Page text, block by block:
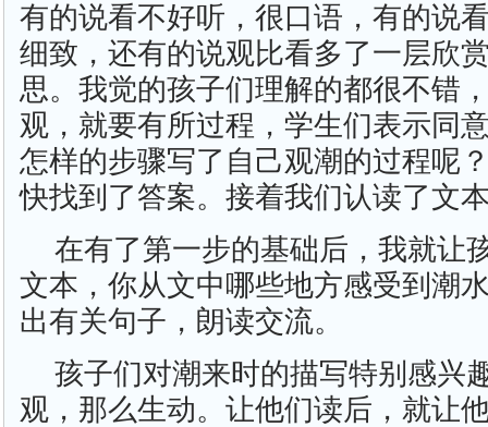
有的说看不好听，很口语，有的说
细致，还有的说观比看多了一层欣
思。我觉的孩子们理解的都很不错
观，就要有所过程，学生们表示同
怎样的步骤写了自己观潮的过程呢
快找到了答案。接着我们认读了文
在有了第一步的基础后，我就让
文本，你从文中哪些地方感受到潮
出有关句子，朗读交流。
孩子们对潮来时的描写特别感兴
观，那么生动。让他们读后，就让